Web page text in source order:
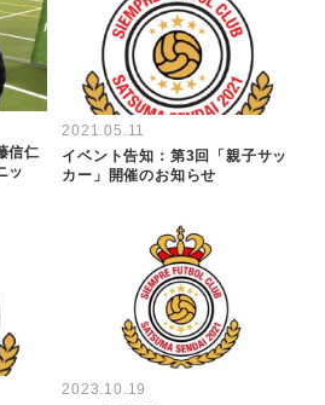
信仁
ッ
2021.05.11
イベント告知：第3回「親子サッ
カー」開催のお知らせ
2023.10.19